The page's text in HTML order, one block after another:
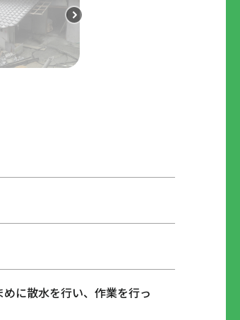
に散水を行い、作業を行っ